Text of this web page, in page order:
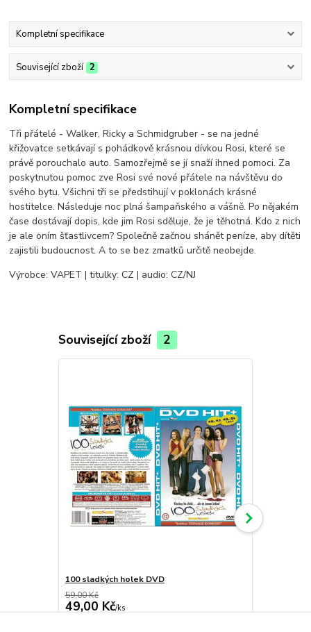
Kompletní specifikace
Související zboží 2
Kompletní specifikace
Tři přátelé - Walker, Ricky a Schmidgruber - se na jedné
křižovatce setkávají s pohádkově krásnou dívkou Rosi, které se
právě porouchalo auto. Samozřejmě se jí snaží ihned pomoci. Za
poskytnutou pomoc zve Rosi své nové přátele na návštěvu do
svého bytu. Všichni tři se předstihují v poklonách krásné
hostitelce. Následuje noc plná šampaňského a vášně. Po nějakém
čase dostávají dopis, kde jim Rosi sděluje, že je těhotná. Kdo z nich
je ale oním šťastlivcem? Společně začnou shánět peníze, aby dítěti
zajistili budoucnost. A to se bez zmatků určitě neobejde.
Výrobce: VAPET | titulky: CZ | audio: CZ/NJ
Související zboží 2
100 sladkých holek DVD
59,00 Kč
49,00 Kč/ks